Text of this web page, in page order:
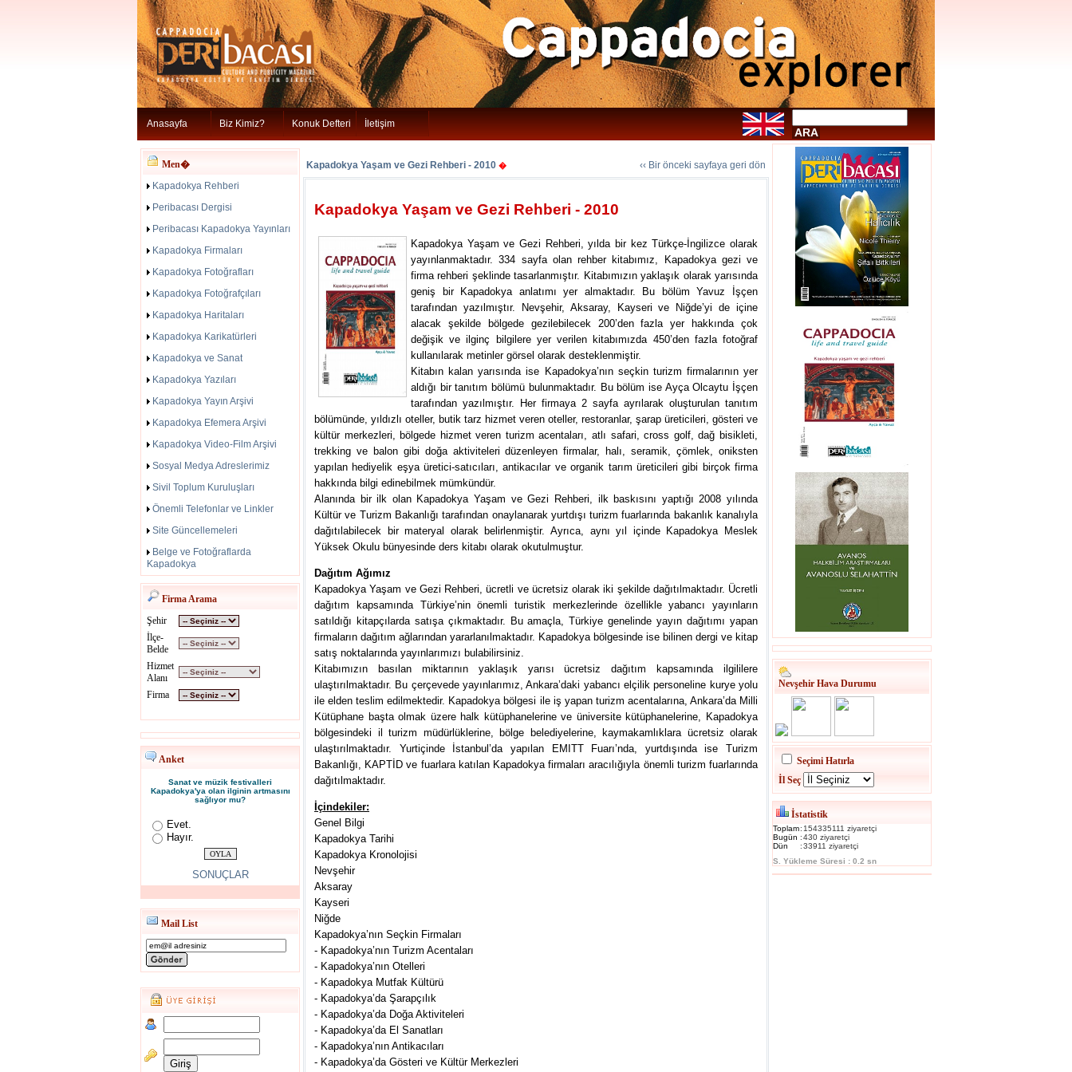
Anasayfa Biz Kimiz? Konuk Defteri İletişim
Men�
Kapadokya Rehberi
Peribacası Dergisi
Peribacası Kapadokya Yayınları
Kapadokya Firmaları
Kapadokya Fotoğrafları
Kapadokya Fotoğrafçıları
Kapadokya Haritaları
Kapadokya Karikatürleri
Kapadokya ve Sanat
Kapadokya Yazıları
Kapadokya Yayın Arşivi
Kapadokya Efemera Arşivi
Kapadokya Video-Film Arşivi
Sosyal Medya Adreslerimiz
Sivil Toplum Kuruluşları
Önemli Telefonlar ve Linkler
Site Güncellemeleri
Belge ve Fotoğraflarda
Kapadokya
Firma Arama
Şehir
İlçe-
Belde
Hizmet
Alanı
Firma
Anket
Sanat ve müzik festivalleri
Kapadokya'ya olan ilginin artmasını
sağlıyor mu?
Evet.
Hayır.
SONUÇLAR
Mail List
Kapadokya Yaşam ve Gezi Rehberi - 2010 � ‹‹ Bir önceki sayfaya geri dön
Kapadokya Yaşam ve Gezi Rehberi - 2010
Kapadokya Yaşam ve Gezi Rehberi, yılda bir kez Türkçe-İngilizce olarak
yayınlanmaktadır. 334 sayfa olan rehber kitabımız, Kapadokya gezi ve
firma rehberi şeklinde tasarlanmıştır. Kitabımızın yaklaşık olarak yarısında
geniş bir Kapadokya anlatımı yer almaktadır. Bu bölüm Yavuz İşçen
tarafından yazılmıştır. Nevşehir, Aksaray, Kayseri ve Niğde’yi de içine
alacak şekilde bölgede gezilebilecek 200’den fazla yer hakkında çok
değişik ve ilginç bilgilere yer verilen kitabımızda 450’den fazla fotoğraf
kullanılarak metinler görsel olarak desteklenmiştir.
Kitabın kalan yarısında ise Kapadokya’nın seçkin turizm firmalarının yer
aldığı bir tanıtım bölümü bulunmaktadır. Bu bölüm ise Ayça Olcaytu İşçen
tarafından yazılmıştır. Her firmaya 2 sayfa ayrılarak oluşturulan tanıtım
bölümünde, yıldızlı oteller, butik tarz hizmet veren oteller, restoranlar, şarap üreticileri, gösteri ve
kültür merkezleri, bölgede hizmet veren turizm acentaları, atlı safari, cross golf, dağ bisikleti,
trekking ve balon gibi doğa aktiviteleri düzenleyen firmalar, halı, seramik, çömlek, oniksten
yapılan hediyelik eşya üretici-satıcıları, antikacılar ve organik tarım üreticileri gibi birçok firma
hakkında bilgi edinebilmek mümkündür.
Alanında bir ilk olan Kapadokya Yaşam ve Gezi Rehberi, ilk baskısını yaptığı 2008 yılında
Kültür ve Turizm Bakanlığı tarafından onaylanarak yurtdışı turizm fuarlarında bakanlık kanalıyla
dağıtılabilecek bir materyal olarak belirlenmiştir. Ayrıca, aynı yıl içinde Kapadokya Meslek
Yüksek Okulu bünyesinde ders kitabı olarak okutulmuştur.
Dağıtım Ağımız
Kapadokya Yaşam ve Gezi Rehberi, ücretli ve ücretsiz olarak iki şekilde dağıtılmaktadır. Ücretli
dağıtım kapsamında Türkiye’nin önemli turistik merkezlerinde özellikle yabancı yayınların
satıldığı kitapçılarda satışa çıkmaktadır. Bu amaçla, Türkiye genelinde yayın dağıtımı yapan
firmaların dağıtım ağlarından yararlanılmaktadır. Kapadokya bölgesinde ise bilinen dergi ve kitap
satış noktalarında yayınlarımızı bulabilirsiniz.
Kitabımızın basılan miktarının yaklaşık yarısı ücretsiz dağıtım kapsamında ilgililere
ulaştırılmaktadır. Bu çerçevede yayınlarımız, Ankara’daki yabancı elçilik personeline kurye yolu
ile elden teslim edilmektedir. Kapadokya bölgesi ile iş yapan turizm acentalarına, Ankara’da Milli
Kütüphane başta olmak üzere halk kütüphanelerine ve üniversite kütüphanelerine, Kapadokya
bölgesindeki il turizm müdürlüklerine, bölge belediyelerine, kaymakamlıklara ücretsiz olarak
ulaştırılmaktadır. Yurtiçinde İstanbul’da yapılan EMITT Fuarı’nda, yurtdışında ise Turizm
Bakanlığı, KAPTİD ve fuarlara katılan Kapadokya firmaları aracılığıyla önemli turizm fuarlarında
dağıtılmaktadır.
İçindekiler:
Genel Bilgi
Kapadokya Tarihi
Kapadokya Kronolojisi
Nevşehir
Aksaray
Kayseri
Niğde
Kapadokya’nın Seçkin Firmaları
- Kapadokya’nın Turizm Acentaları
- Kapadokya’nın Otelleri
- Kapadokya Mutfak Kültürü
- Kapadokya’da Şarapçılık
- Kapadokya’da Doğa Aktiviteleri
- Kapadokya’da El Sanatları
- Kapadokya’nın Antikacıları
- Kapadokya’da Gösteri ve Kültür Merkezleri
Nevşehir Hava Durumu
Seçimi Hatırla
İl Seç
İstatistik
Toplam: 154335111 ziyaretçi
Bugün :430 ziyaretçi
Dün
:33911 ziyaretçi
S. Yükleme Süresi : 0.2 sn